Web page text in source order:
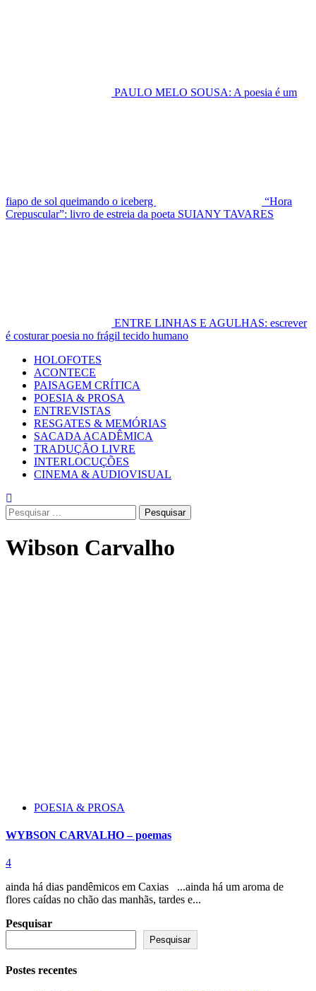
PAULO MELO SOUSA: A poesia é um
fiapo de sol queimando o iceberg
“Hora
Crepuscular”: livro de estreia da poeta SUIANY TAVARES
ENTRE LINHAS E AGULHAS: escrever
é costurar poesia no frágil tecido humano
Primary
Menu
HOLOFOTES
ACONTECE
PAISAGEM CRÍTICA
POESIA & PROSA
ENTREVISTAS
RESGATES & MEMÓRIAS
SACADA ACADÊMICA
TRADUÇÃO LIVRE
INTERLOCUÇÕES
CINEMA & AUDIOVISUAL
Pesquisar
por:
Wibson Carvalho
POESIA & PROSA
WYBSON CARVALHO – poemas
4
ainda há dias pandêmicos em Caxias ...ainda há um aroma de
flores caídas no chão das manhãs, tardes e...
Pesquisar
Pesquisar
Postes recentes